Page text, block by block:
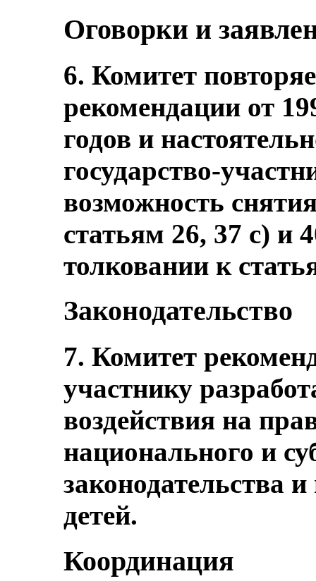
Оговорки и
6. Комитет
рекомендации от
годов и
государство-
возможность
статьям 26, 37 с) и
толковании к
Законодательство
7. Комитет
участнику
воздействия на
национального и
законодательства
детей.
Координация